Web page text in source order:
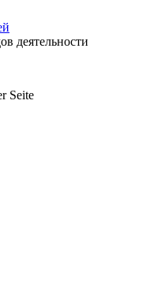
деятельности